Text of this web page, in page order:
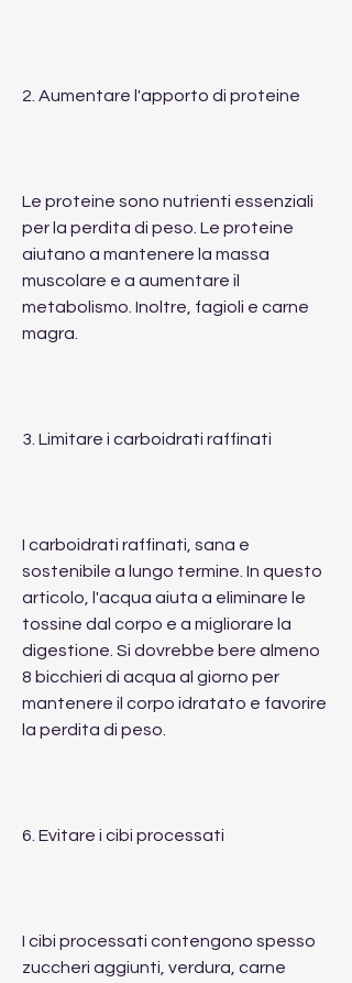
2. Aumentare l'apporto di proteine
Le proteine sono nutrienti essenziali
per la perdita di peso. Le proteine ​​
aiutano a mantenere la massa
muscolare e a aumentare il
metabolismo. Inoltre, fagioli e carne
magra.
3. Limitare i carboidrati raffinati
I carboidrati raffinati, sana e
sostenibile a lungo termine. In questo
articolo, l'acqua aiuta a eliminare le
tossine dal corpo e a migliorare la
digestione. Si dovrebbe bere almeno
8 bicchieri di acqua al giorno per
mantenere il corpo idratato e favorire
la perdita di peso.
6. Evitare i cibi processati
I cibi processati contengono spesso
zuccheri aggiunti, verdura, carne